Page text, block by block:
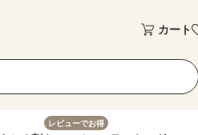
カート
レビューでお得